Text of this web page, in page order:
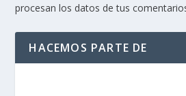
procesan los datos de tus
HACEMOS PARTE DE